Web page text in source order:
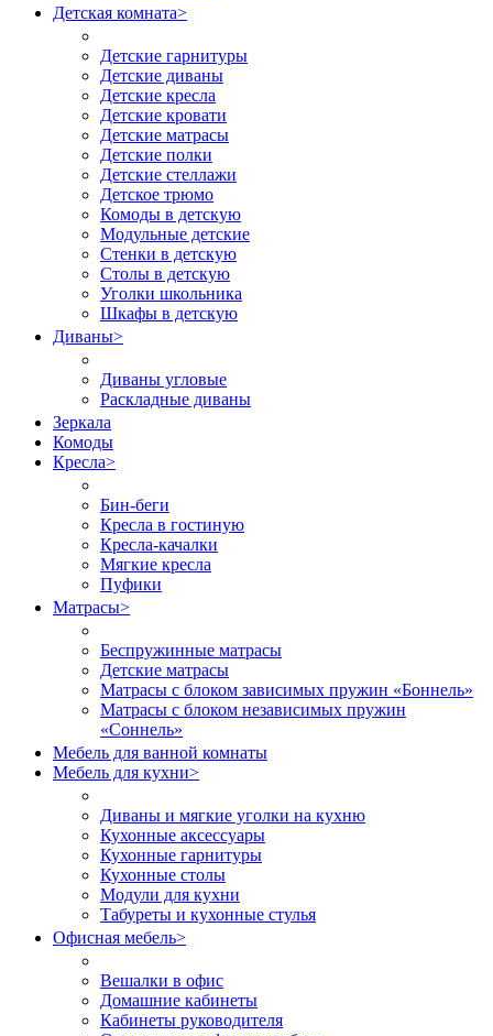
Детская комната>
Детские гарнитуры
Детские диваны
Детские кресла
Детские кровати
Детские матрасы
Детские полки
Детские стеллажи
Детское трюмо
Комоды в детскую
Модульные детские
Стенки в детскую
Столы в детскую
Уголки школьника
Шкафы в детскую
Диваны>
Диваны угловые
Раскладные диваны
Зеркала
Комоды
Кресла>
Бин-беги
Кресла в гостиную
Кресла-качалки
Мягкие кресла
Пуфики
Матрасы>
Беспружинные матрасы
Детские матрасы
Матрасы с блоком зависимых пружин «Боннель»
Матрасы с блоком независимых пружин
«Соннель»
Мебель для ванной комнаты
Мебель для кухни>
Диваны и мягкие уголки на кухню
Кухонные аксессуары
Кухонные гарнитуры
Кухонные столы
Модули для кухни
Табуреты и кухонные стулья
Офисная мебель>
Вешалки в офис
Домашние кабинеты
Кабинеты руководителя